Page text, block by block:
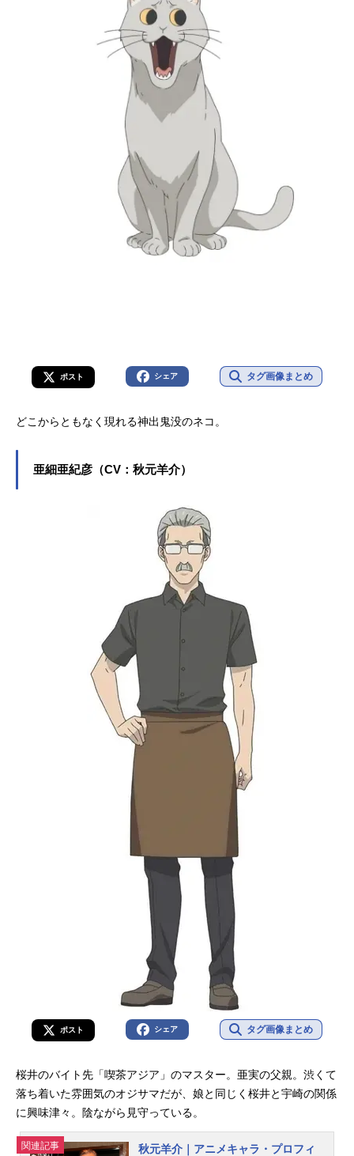
ポスト シェア タグ画像まとめ
どこからともなく現れる神出鬼没のネコ。
亜細亜紀彦（CV：秋元羊介）
ポスト シェア タグ画像まとめ
桜井のバイト先「喫茶アジア」のマスター。亜実の父親。渋くて
落ち着いた雰囲気のオジサマだが、娘と同じく桜井と宇崎の関係
に興味津々。陰ながら見守っている。
関連記事
秋元羊介｜アニメキャラ・プロフィ